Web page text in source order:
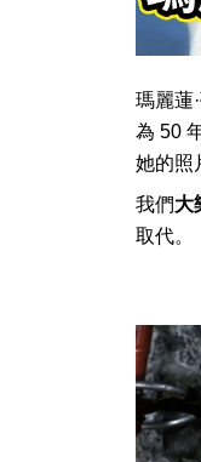
瑪麗蓮
為 50
她的照
我們大
取代。